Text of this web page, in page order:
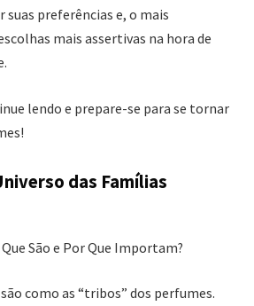
preferências e, o mais
mais assertivas na hora de
lendo e prepare-se para se tornar
das Famílias
São e Por Que Importam?
como as “tribos” dos perfumes.